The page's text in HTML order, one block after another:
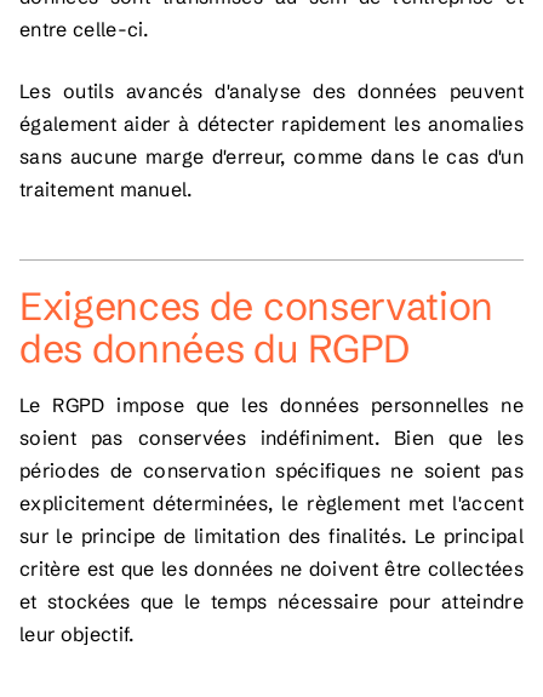
entre celle-ci.
Les outils avancés d'analyse des données peuvent
également aider à détecter rapidement les anomalies
sans aucune marge d'erreur, comme dans le cas d'un
traitement manuel.
Exigences de conservation
des données du RGPD
Le RGPD impose que les données personnelles ne
soient pas conservées indéfiniment. Bien que les
périodes de conservation spécifiques ne soient pas
explicitement déterminées, le règlement met l'accent
sur le principe de limitation des finalités. Le principal
critère est que les données ne doivent être collectées
et stockées que le temps nécessaire pour atteindre
leur objectif.